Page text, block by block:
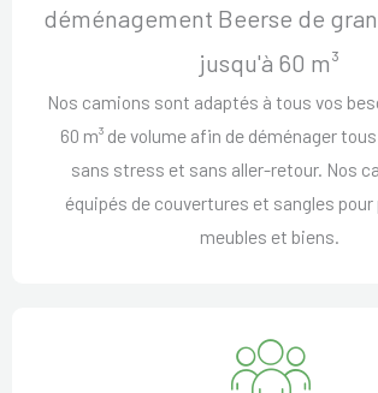
déménagement Beerse de
jusqu'à 60 m³
Nos camions sont adaptés à tous vos
60 m³ de volume afin de déménager
sans stress et sans aller-retour. Nos
équipés de couvertures et sangles
meubles et biens.